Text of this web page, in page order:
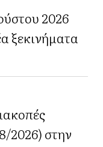
2026
ξεκινήματα
2026) στην